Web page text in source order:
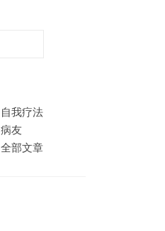
自我疗法
病友
全部文章